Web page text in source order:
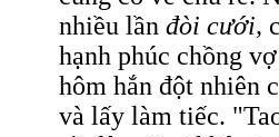
nhiều lần đòi cưới,
hạnh phúc chồng
hôm hắn đột nhiên
và lấy làm tiếc.